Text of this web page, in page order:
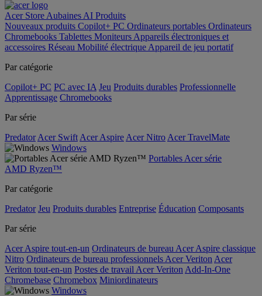
Acer Store Aubaines AI Produits
Nouveaux produits Copilot+ PC Ordinateurs portables Ordinateurs
Chromebooks Tablettes Moniteurs Appareils électroniques et
accessoires Réseau Mobilité électrique Appareil de jeu portatif
Par catégorie
Copilot+ PC PC avec IA Jeu Produits durables Professionnelle
Apprentissage Chromebooks
Par série
Predator Acer Swift Acer Aspire Acer Nitro Acer TravelMate
Windows
Portables Acer série
AMD Ryzen™
Par catégorie
Predator Jeu Produits durables Entreprise Éducation Composants
Par série
Acer Aspire tout-en-un Ordinateurs de bureau Acer Aspire classique
Nitro Ordinateurs de bureau professionnels Acer Veriton Acer
Veriton tout-en-un Postes de travail Acer Veriton Add-In-One
Chromebase Chromebox Miniordinateurs
Windows